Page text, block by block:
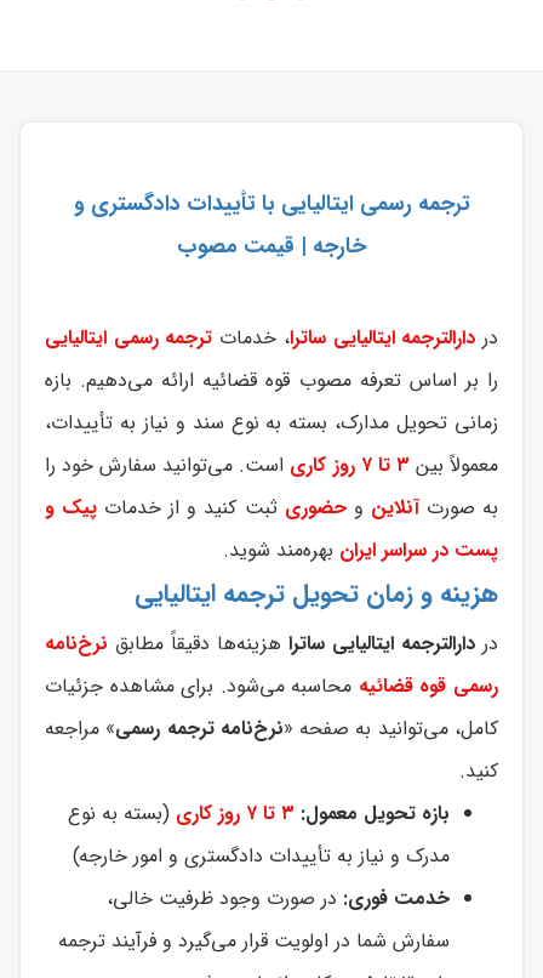
ترجمه رسمی ایتالیایی با تأییدات دادگستری و
خارجه | قیمت مصوب
دردارالترجمه ایتالیایی ساترا، خدمات ترجمه رسمی ایتالیایی
را بر اساس تعرفه مصوب قوه قضائیه ارائه می‌دهیم. بازه
زمانی تحویل مدارک، بسته به نوع سند و نیاز به تأییدات،
معمولاً بین ۳ تا ۷ روز کاری
است. می‌توانید سفارش خود را
به صورتآنلاین وحضوریثبت کنید و از خدمات پیک و
پست در سراسر ایران بهره‌مند شوید.
هزینه و زمان تحویل ترجمه ایتالیایی
در دارالترجمه ایتالیایی ساترا هزینه‌ها دقیقاً مطابق نرخ‌نامه
رسمی قوه قضائیه محاسبه می‌شود. برای مشاهده جزئیات
کامل، می‌توانید به صفحه «نرخ‌نامه ترجمه رسمی» مراجعه
کنید.
بازه تحویل معمول:
(بسته به نوع
مدرک و نیاز به تأییدات دادگستری و امور خارجه)
خدمت فوری: در صورت وجود ظرفیت خالی،
سفارش شما در اولویت قرار می‌‌گیرد و فرآیند ترجمه